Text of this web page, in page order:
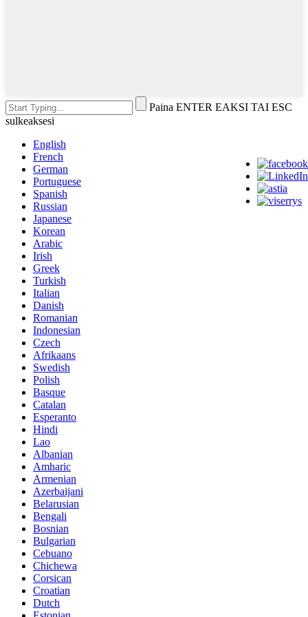
Paina ENTER EAKSI TAI ESC
sulkeaksesi
English
French
German
Portuguese
Spanish
Russian
Japanese
Korean
Arabic
Irish
Greek
Turkish
Italian
Danish
Romanian
Indonesian
Czech
Afrikaans
Swedish
Polish
Basque
Catalan
Esperanto
Hindi
Lao
Albanian
Amharic
Armenian
Azerbaijani
Belarusian
Bengali
Bosnian
Bulgarian
Cebuano
Chichewa
Corsican
Croatian
Dutch